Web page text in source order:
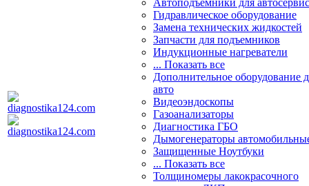
Автоподъемники для
Гидравлическое оборудование
Замена технических жидкостей
Запчасти для подъемников
Индукционные нагреватели
... Показать все
Дополнительное оборудование
авто
Видеоэндоскопы
Газоанализаторы
Диагностика ГБО
Дымогенераторы
Защищенные Ноутбуки
... Показать все
Толщиномеры лакокрасочного